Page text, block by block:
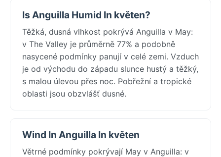
Is Anguilla Humid In květen?
Těžká, dusná vlhkost pokrývá Anguilla v May:
v The Valley je průměrně 77% a podobně
nasycené podmínky panují v celé zemi. Vzduch
je od východu do západu slunce hustý a těžký,
s malou úlevou přes noc. Pobřežní a tropické
oblasti jsou obzvlášť dusné.
Wind In Anguilla In květen
Větrné podmínky pokrývají May v Anguilla: v